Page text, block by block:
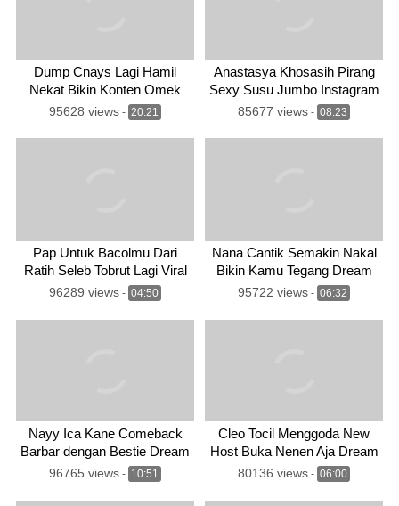
Dump Cnays Lagi Hamil
Nekat Bikin Konten Omek
Eksib
95628 views - 20:21
Anastasya Khosasih Pirang
Sexy Susu Jumbo Instagram
85677 views - 08:23
Pap Untuk Bacolmu Dari
Ratih Seleb Tobrut Lagi Viral
96289 views - 04:50
Nana Cantik Semakin Nakal
Bikin Kamu Tegang Dream
95722 views - 06:32
Nayy Ica Kane Comeback
Barbar dengan Bestie Dream
96765 views - 10:51
Cleo Tocil Menggoda New
Host Buka Nenen Aja Dream
80136 views - 06:00